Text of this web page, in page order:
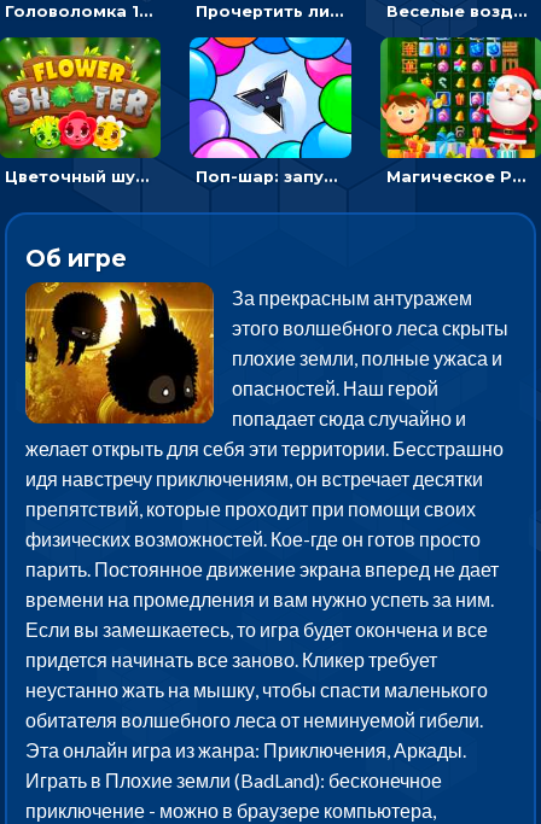
Головоломка 10х10 Прочертить линию, чтобы проехать на скейте, через преграды к финишу - для мальчиков Веселые воздушные шары: соедини одноцветные в линию
Цветочный шутер: стрелять пчелками по цветам Поп-шар: запускать колючку, чтобы лопать воздушные шарики Магическое Рождество: соедини три в ряд и выполни задание
Об игре
За прекрасным антуражем
этого волшебного леса скрыты
плохие земли, полные ужаса и
опасностей. Наш герой
попадает сюда случайно и
желает открыть для себя эти территории. Бесстрашно
идя навстречу приключениям, он встречает десятки
препятствий, которые проходит при помощи своих
физических возможностей. Кое-где он готов просто
парить. Постоянное движение экрана вперед не дает
времени на промедления и вам нужно успеть за ним.
Если вы замешкаетесь, то игра будет окончена и все
придется начинать все заново. Кликер требует
неустанно жать на мышку, чтобы спасти маленького
обитателя волшебного леса от неминуемой гибели.
Эта онлайн игра из жанра: Приключения, Аркады.
Играть в Плохие земли (BadLand): бесконечное
приключение - можно в браузере компьютера,